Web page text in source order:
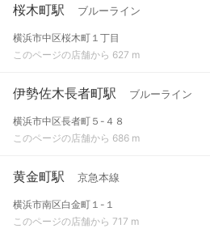
桜木町駅 ブルーライン
横浜市中区桜木町１丁目
このページの店舗から 627 m
伊勢佐木長者町駅 ブルーライン
横浜市中区長者町５-４８
このページの店舗から 686 m
黄金町駅 京急本線
横浜市南区白金町１-１
このページの店舗から 717 m